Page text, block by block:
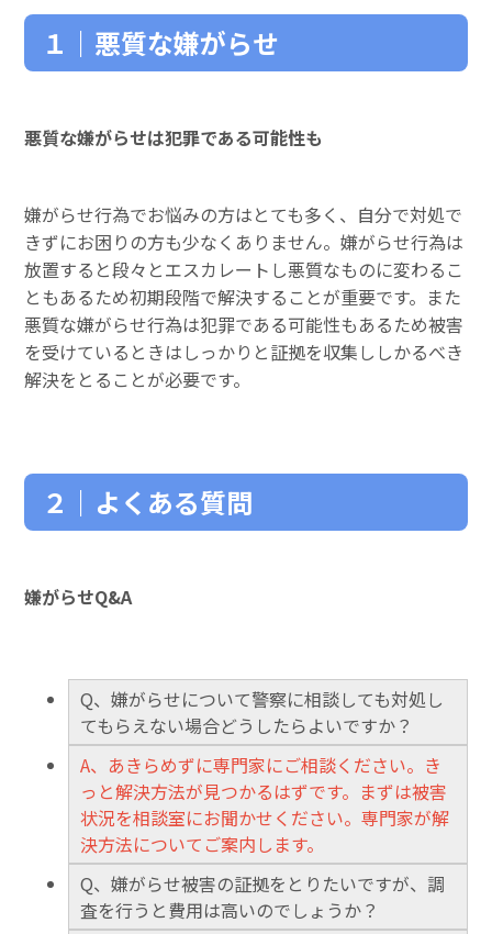
１｜悪質な嫌がらせ
悪質な嫌がらせは犯罪である可能性も
嫌がらせ行為でお悩みの方はとても多く、自分で対処で
きずにお困りの方も少なくありません。嫌がらせ行為は
放置すると段々とエスカレートし悪質なものに変わるこ
ともあるため初期段階で解決することが重要です。また
悪質な嫌がらせ行為は犯罪である可能性もあるため被害
を受けているときはしっかりと証拠を収集ししかるべき
解決をとることが必要です。
２｜よくある質問
嫌がらせQ&A
Q、嫌がらせについて警察に相談しても対処し
てもらえない場合どうしたらよいですか？
A、あきらめずに専門家にご相談ください。き
っと解決方法が見つかるはずです。まずは被害
状況を相談室にお聞かせください。専門家が解
決方法についてご案内します。
Q、嫌がらせ被害の証拠をとりたいですが、調
査を行うと費用は高いのでしょうか？